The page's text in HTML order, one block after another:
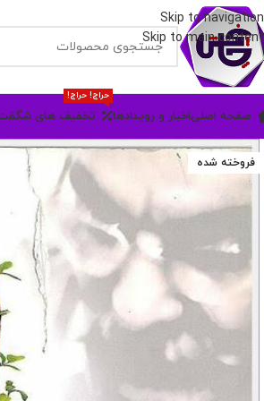
Skip to navigation
Skip to main content
صفحه اصلیاخبار و رویدادها تخفیف های شگفت
حراج! حراج!
فروخته شده